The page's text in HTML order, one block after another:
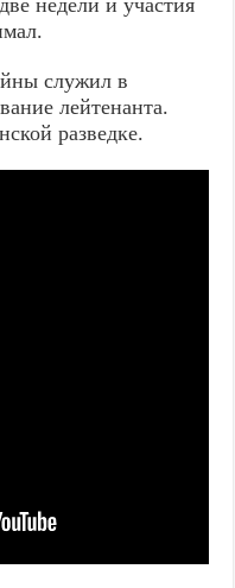
недели и участия
служил в
лейтенанта.
разведке.